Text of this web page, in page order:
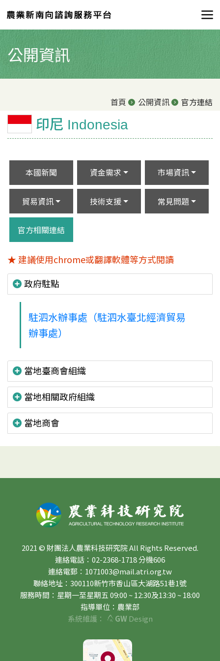
公開資訊
首頁 公開資訊 官方連結
印尼 Indonesia
本國新聞 資金需求 市場資訊
貿易資訊 技術支援 常見問題
官方相關連結
★ 建議使用chrome或翻譯軟體等方式閱讀
政府駐點
駐泗水辦事處（駐泗水臺北經濟貿易
辦事處）
當地臺商會組織
當地相關政府組織
當地商會
2021 © 財團法人農業科技研究院 All Rights Reserved.
連絡電話：02-2368-1718 分機606
連絡電郵：1071003@mail.atri.org.tw
聯絡地址：300110新竹市香山區大湖路51巷1號
服務時間：星期一至星期五 09:00 ~ 12:30及13:30 ~ 18:00
指導單位：農業部
系統維護：
GWDesign